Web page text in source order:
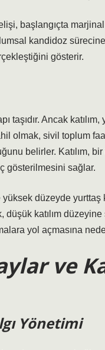
başlangıçta
kandidoz
gösterir.
taşıdır. Ancak
olmak, sivil toplum
belirler. Katılım, bir
gösterilmesini sağlar.
düzeyde yurttaş
düşük katılım
yol açmasına
ve
Yönetimi